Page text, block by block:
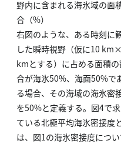
野内に含まれる海氷域の面
合（%）
右図のような、ある時刻に
した瞬時視野（仮に10
kmとする）に占める面積の
合が海氷50%、海面50%で
る場合、その海域の海氷密
を50%と定義する。図4で
ている北極平均海氷密接度
は、図1の海氷密接度につ